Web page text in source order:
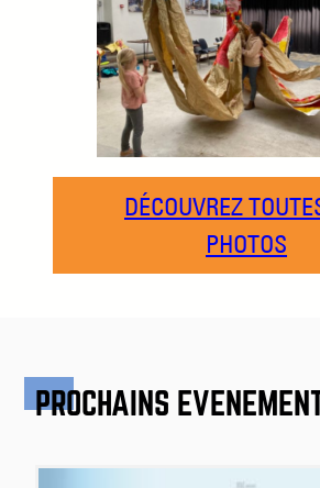
DÉCOUVREZ
PHOTOS
PROCHAINS